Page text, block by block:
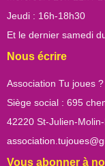
Jeudi : 16h-18h30
Et le dernier samedi
Nous écrire
Association Tu joues ?
Siège social : 695
42220 St-Julien-
Vous abonner à